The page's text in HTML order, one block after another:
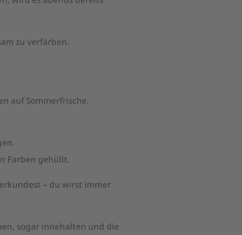
zu verfärben.
auf Sommerfrische.
Farben gehüllt.
– du wirst immer
sogar innehalten und die